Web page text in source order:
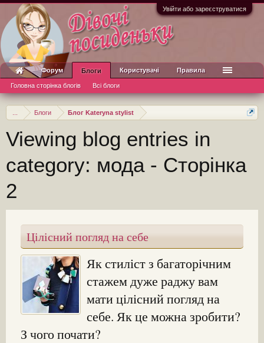
Увійти або зареєструватися
Блоги Блог Kateryna stylist
Viewing blog entries in
category: мода - Сторінка
2
Цілісний погляд на себе
Як стиліст з багаторічним
стажем дуже раджу вам
мати цілісний погляд на
себе. Як це можна зробити?
З чого почати?
Форум Блоги
Головна сторінка блогів Всі блоги
Користувачі Правила